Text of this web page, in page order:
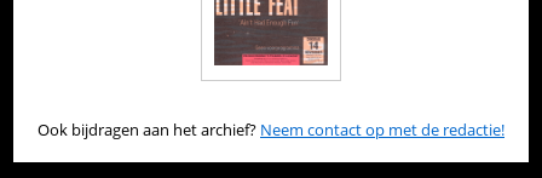
Ook bijdragen aan het archief? Neem contact op met de redactie!